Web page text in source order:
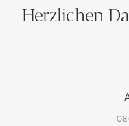
Herzlichen